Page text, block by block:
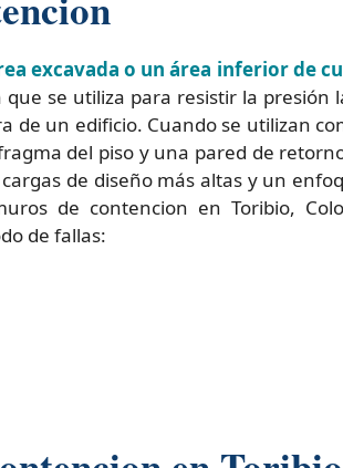
excavada o un área inferior de
que se utiliza para resistir la presión
de un edificio. Cuando se utilizan
del piso y una pared de
de diseño más altas y un
de contencion en Toribio,
de fallas: